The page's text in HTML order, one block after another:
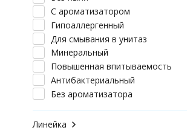
С ароматизатором
Гипоаллергенный
Для смывания в унитаз
Минеральный
Повышенная впитываемость
Антибактериальный
Без ароматизатора
Линейка